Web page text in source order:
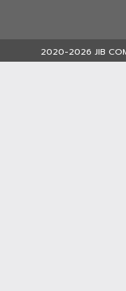
2020-2026 JIB